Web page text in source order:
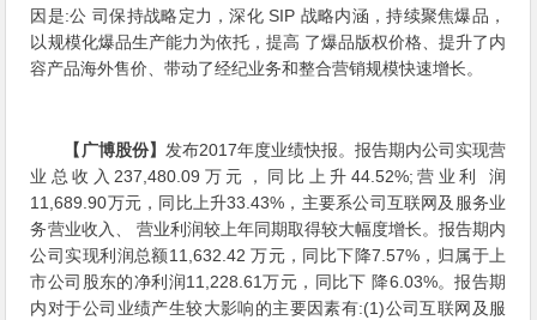
因是:公 司保持战略定力，深化 SIP 战略内涵，持续聚焦爆品，
以规模化爆品生产能力为依托，提高 了爆品版权价格、提升了内
容产品海外售价、带动了经纪业务和整合营销规模快速增长。
【广博股份】 发布2017年度业绩快报。报告期内公司实现营
业总收入237,480.09万元，同比上升44.52%;营业利 润
11,689.90万元，同比上升33.43%，主要系公司互联网及服务业
务营业收入、 营业利润较上年同期取得较大幅度增长。报告期内
公司实现利润总额11,632.42 万元，同比下降7.57%，归属于上
市公司股东的净利润11,228.61万元，同比下 降6.03%。报告期
内对于公司业绩产生较大影响的主要因素有:(1)公司互联网及服